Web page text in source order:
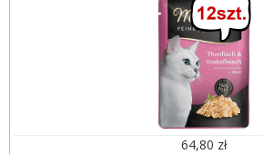
64,80 zł